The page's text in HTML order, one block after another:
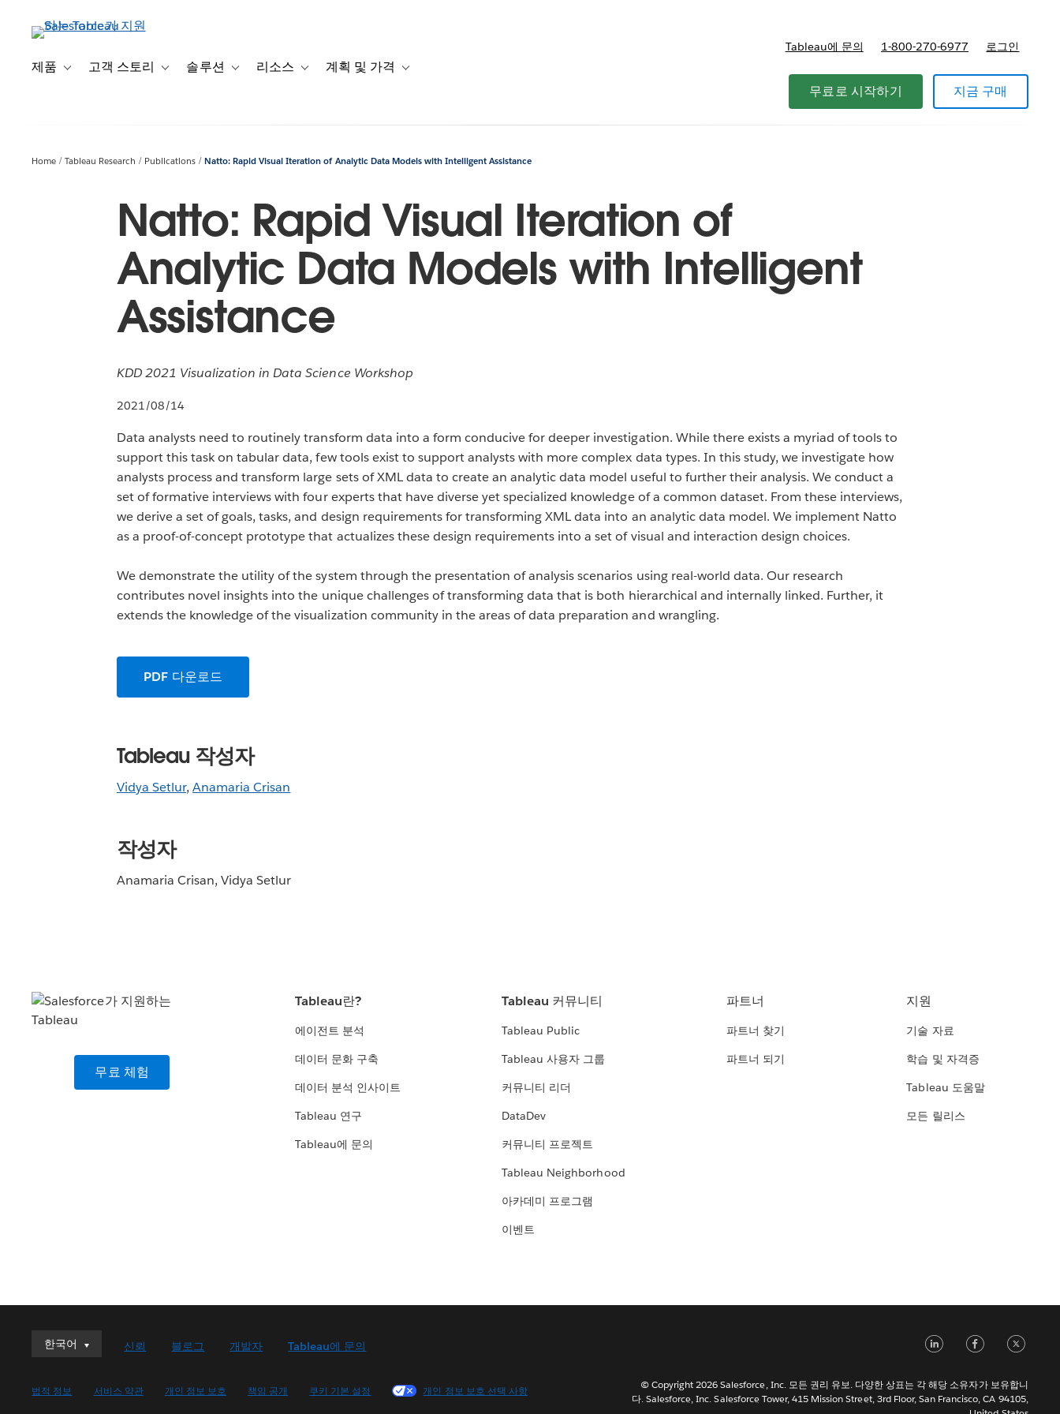
제품 Toggle sub-navigation for 제품
고객 스토리 Toggle sub-navigation for 고객 스토리
솔루션 Toggle sub-navigation for 솔루션
리소스 Toggle sub-navigation for 리소스
계획 및 가격 Toggle sub-navigation for 계획 및 가격
Tableau에 문의 1-800-270-6977 로그인
무료로 시작하기 지금 구매
Home Tableau Research Publications Natto: Rapid Visual Iteration of Analytic Data Models with Intelligent Assistance
Natto: Rapid Visual Iteration of
Analytic Data Models with Intelligent
Assistance
KDD 2021 Visualization in Data Science Workshop
2021/08/14
Data analysts need to routinely transform data into a form conducive for deeper investigation. While there exists a myriad of tools to
support this task on tabular data, few tools exist to support analysts with more complex data types. In this study, we investigate how
analysts process and transform large sets of XML data to create an analytic data model useful to further their analysis. We conduct a
set of formative interviews with four experts that have diverse yet specialized knowledge of a common dataset. From these interviews,
we derive a set of goals, tasks, and design requirements for transforming XML data into an analytic data model. We implement Natto
as a proof-of-concept prototype that actualizes these design requirements into a set of visual and interaction design choices.
We demonstrate the utility of the system through the presentation of analysis scenarios using real-world data. Our research
contributes novel insights into the unique challenges of transforming data that is both hierarchical and internally linked. Further, it
extends the knowledge of the visualization community in the areas of data preparation and wrangling.
PDF 다운로드
Tableau 작성자
Vidya Setlur,Anamaria Crisan
작성자
Anamaria Crisan, Vidya Setlur
무료 체험
Tableau란?
에이전트 분석
데이터 문화 구축
데이터 분석 인사이트
Tableau 연구
Tableau에 문의
Tableau 커뮤니티
Tableau Public
Tableau 사용자 그룹
커뮤니티 리더
DataDev
커뮤니티 프로젝트
Tableau Neighborhood
아카데미 프로그램
이벤트
파트너
파트너 찾기
파트너 되기
지원
기술 자료
학습 및 자격증
Tableau 도움말
모든 릴리스
한국어
한국어
English (UK)
신뢰 블로그 개발자 Tableau에 문의
법적 정보 서비스 약관 개인 정보 보호 책임 공개 쿠키 기본 설정 개인 정보 보호 선택 사항
LinkedIn
© Copyright 2026 Salesforce, Inc. 모든 권리 유보. 다양한 상표는 각 해당 소유자가 보유합니
다. Salesforce, Inc. Salesforce Tower, 415 Mission Street, 3rd Floor, San Francisco, CA 94105,